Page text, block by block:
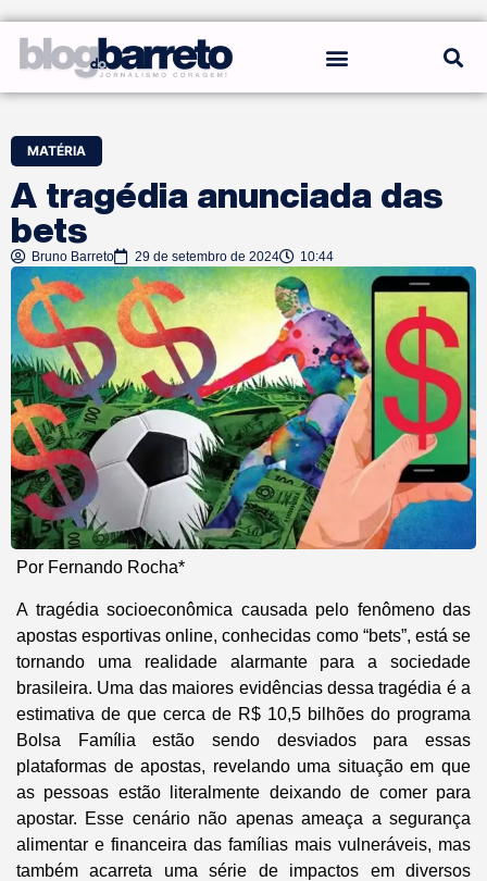
MATÉRIA
A tragédia anunciada das
bets
Bruno Barreto 29 de setembro de 2024 10:44
Por Fernando Rocha*
A tragédia socioeconômica causada pelo fenômeno das
apostas esportivas online, conhecidas como “bets”, está se
tornando uma realidade alarmante para a sociedade
brasileira. Uma das maiores evidências dessa tragédia é a
estimativa de que cerca de R$ 10,5 bilhões do programa
Bolsa Família estão sendo desviados para essas
plataformas de apostas, revelando uma situação em que
as pessoas estão literalmente deixando de comer para
apostar. Esse cenário não apenas ameaça a segurança
alimentar e financeira das famílias mais vulneráveis, mas
também acarreta uma série de impactos em diversos